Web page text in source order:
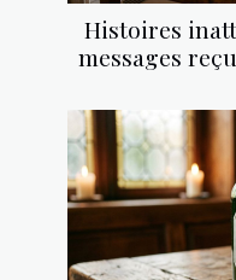
Histoires
messages